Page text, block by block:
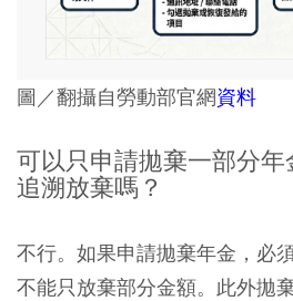
圖／翻攝自勞動部官網資料
可以只申請拋棄一部分
追溯放棄嗎？
不行。如果申請拋棄年金，必
不能只放棄部分金額。此外拋